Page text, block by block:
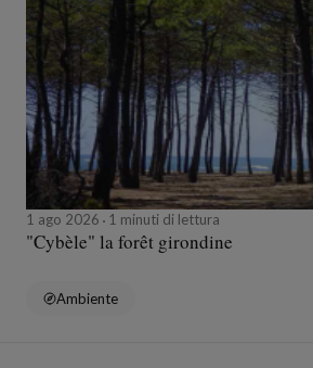
1 ago 2026 1 minuti di lettura
"Cybèle" la forêt girondine
Ambiente